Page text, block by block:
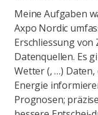
Meine Aufgaben
Axpo Nordic
Erschliessung
Datenquellen. Es
Wetter (, …)
Energie
Prognosen;